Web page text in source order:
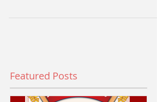
Featured Posts